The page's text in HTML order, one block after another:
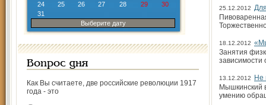
24
25 26 27 28 29
30
31
Выберите дату
Вопрос дня
Как Вы считаете, две российские революции 1917
года - это
25.12.2012
18.12.2012
Занятия
зависимости
13.12.2012
Не
Мышкинский
умению